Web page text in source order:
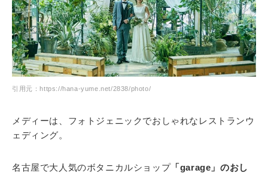
引用元：https://hana-yume.net/2838/photo/
メディーは、フォトジェニックでおしゃれなレストランウ
ェディング。
名古屋で大人気のボタニカルショップ「garage」のおし